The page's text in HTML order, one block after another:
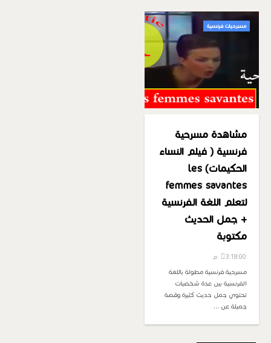
مسرحيات فرنسية
مشاهدة مسرحية
فرنسية ( فيلم النساء
الحكيمات) les
femmes savantes
لتعلم اللغة الفرنسية
+ جمل الحديث
مكتوبة
3:18:00 م
مسرحية فرنسية مطولة باللغة
الفرنسية بين عدة شخصيات
تحتوي جمل حديث كثيرة وقصة
جميلة عن …